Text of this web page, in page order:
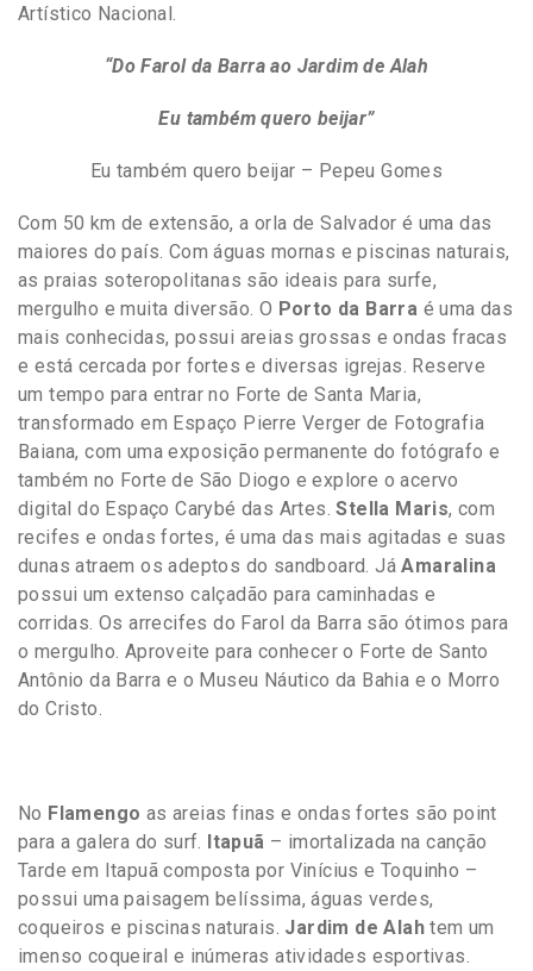
Artístico Nacional.
“Do Farol da Barra ao Jardim de Alah
Eu também quero beijar”
Eu também quero beijar – Pepeu Gomes
Com 50 km de extensão, a orla de Salvador é uma das
maiores do país. Com águas mornas e piscinas naturais,
as praias soteropolitanas são ideais para surfe,
mergulho e muita diversão. O Porto da Barra é uma das
mais conhecidas, possui areias grossas e ondas fracas
e está cercada por fortes e diversas igrejas. Reserve
um tempo para entrar no Forte de Santa Maria,
transformado em Espaço Pierre Verger de Fotografia
Baiana, com uma exposição permanente do fotógrafo e
também no Forte de São Diogo e explore o acervo
digital do Espaço Carybé das Artes.Stella Maris, com
recifes e ondas fortes, é uma das mais agitadas e suas
dunas atraem os adeptos do sandboard. JáAmaralina
possui um extenso calçadão para caminhadas e
corridas. Os arrecifes do Farol da Barra são ótimos para
o mergulho. Aproveite para conhecer o Forte de Santo
Antônio da Barra e o Museu Náutico da Bahia e o Morro
do Cristo.
No Flamengo as areias finas e ondas fortes são point
para a galera do surf. Itapuã – imortalizada na canção
Tarde em Itapuã composta por Vinícius e Toquinho –
possui uma paisagem belíssima, águas verdes,
coqueiros e piscinas naturais. Jardim de Alah tem um
imenso coqueiral e inúmeras atividades esportivas.